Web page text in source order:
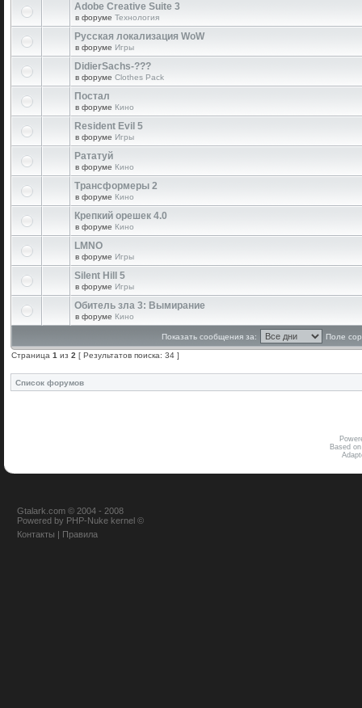
Adobe Creative Suite 3
в форуме Технология
Русская локализация WoW
в форуме Игры
DidierSachs-???
в форуме Clothes Pack
Постал
в форуме Кино
Resident Evil 5
в форуме Игры
Рататуй
в форуме Кино
Трансформеры 2
в форуме Кино
Крепкий орешек 4.0
в форуме Кино
LMNO
в форуме Игры
Silent Hill 5
в форуме Игры
Обитель зла 3: Вымирание
в форуме Кино
Показать сообщения за: Поле
Страница 1 из 2 [ Результатов поиска: 34 ]
Список форумов
Based
Gtalark.com © 2004 - 2008
Powered by PHP-Nuke kernel ©
Контакты | Правила